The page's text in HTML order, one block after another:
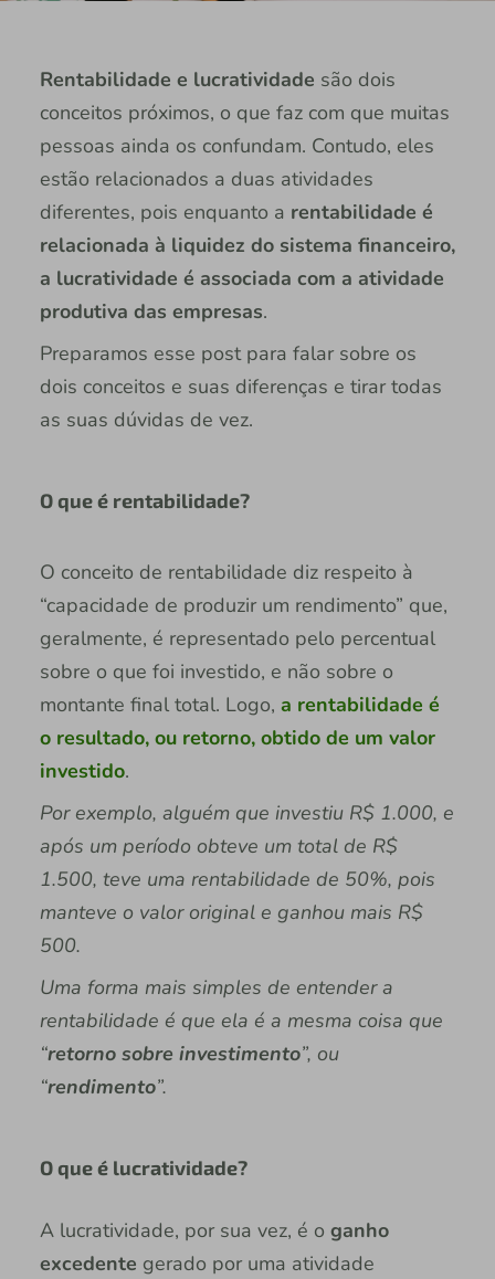
Rentabilidade e lucratividade são dois
conceitos próximos, o que faz com que muitas
pessoas ainda os confundam. Contudo, eles
estão relacionados a duas atividades
diferentes, pois enquanto a rentabilidade é
relacionada à liquidez do sistema financeiro,
a lucratividade é associada com a atividade
produtiva das empresas.
Preparamos esse post para falar sobre os
dois conceitos e suas diferenças e tirar todas
as suas dúvidas de vez.
O que é rentabilidade?
O conceito de rentabilidade diz respeito à
“capacidade de produzir um rendimento” que,
geralmente, é representado pelo percentual
sobre o que foi investido, e não sobre o
montante final total. Logo, a rentabilidade é
o resultado, ou retorno, obtido de um valor
investido.
Por exemplo, alguém que investiu R$ 1.000, e
após um período obteve um total de R$
1.500, teve uma rentabilidade de 50%, pois
manteve o valor original e ganhou mais R$
500.
Uma forma mais simples de entender a
rentabilidade é que ela é a mesma coisa que
“retorno sobre investimento”, ou
“rendimento”.
O que é lucratividade?
A lucratividade, por sua vez, é o ganho
excedente gerado por uma atividade